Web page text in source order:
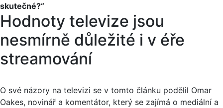
skutečné?“
Hodnoty televize jsou
nesmírně důležité i v éře
streamování
O své názory na televizi se v tomto článku podělil Omar
Oakes, novinář a komentátor, který se zajímá o mediální a